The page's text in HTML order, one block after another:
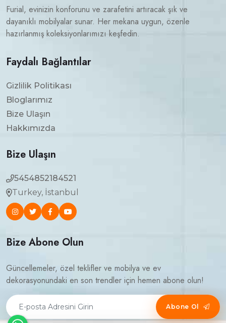
Furial, evinizin konforunu ve zarafetini artıracak şık ve
dayanıklı mobilyalar sunar. Her mekana uygun, özenle
hazırlanmış koleksiyonlarımızı keşfedin.
Faydalı Bağlantılar
Gizlilik Politikası
Bloglarımız
Bize Ulaşın
Hakkımızda
Bize Ulaşın
5454852184521
Turkey, İstanbul
Bize Abone Olun
Güncellemeler, özel teklifler ve mobilya ve ev
dekorasyonundaki en son trendler için hemen abone olun!
Abone Ol